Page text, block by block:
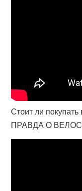
Стоит ли
ПРАВДА О